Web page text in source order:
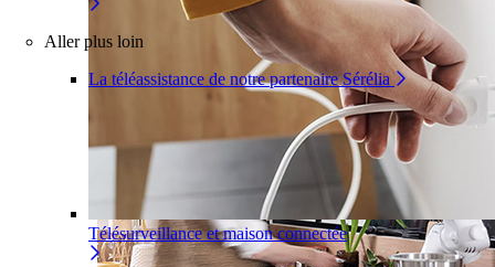
Télésurveillance et maison connectée
Aller plus loin
La téléassistance de notre partenaire Sérélia